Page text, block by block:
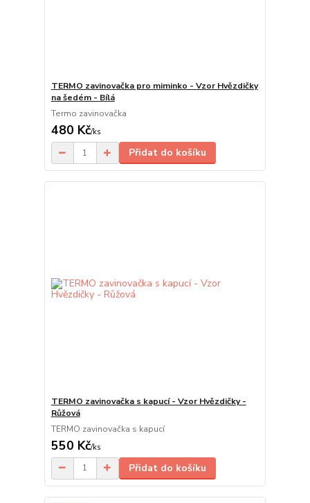
TERMO zavinovačka pro miminko - Vzor Hvězdičky
na šedém - Bílá
Termo zavinovačka
480 Kč/ks
Přidat do košíku
TERMO zavinovačka s kapucí - Vzor Hvězdičky -
Růžová
TERMO zavinovačka s kapucí
550 Kč/ks
Přidat do košíku